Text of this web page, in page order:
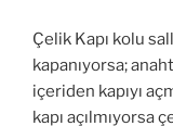
Çelik Kapı kolu
kapanıyorsa;
içeriden kapıyı
kapı açılmıyorsa